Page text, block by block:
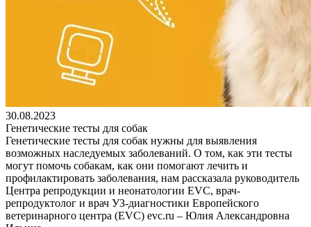
30.08.2023
Генетические тесты для собак
Генетические тесты для собак нужны для выявления
возможных наследуемых заболеваний. О том, как эти тесты
могут помочь собакам, как они помогают лечить и
профилактировать заболевания, нам рассказала руководитель
Центра репродукции и неонатологии EVC, врач-
репродуктолог и врач УЗ-диагностики Европейского
ветеринарного центра (EVC) evc.ru – Юлия Александровна